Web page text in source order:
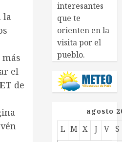
la
el
de
interesantes
que te
orienten en la
visita por el
pueblo.
agosto
L M X J V S